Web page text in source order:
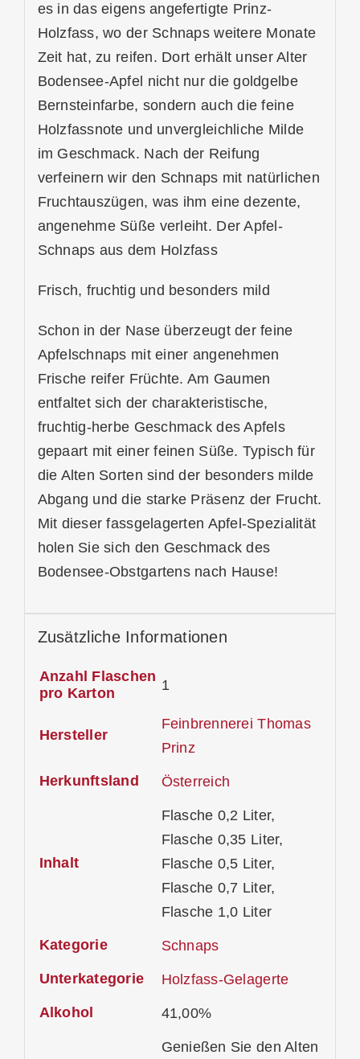
es in das eigens angefertigte Prinz-
Holzfass, wo der Schnaps weitere Monate
Zeit hat, zu reifen. Dort erhält unser Alter
Bodensee-Apfel nicht nur die goldgelbe
Bernsteinfarbe, sondern auch die feine
Holzfassnote und unvergleichliche Milde
im Geschmack. Nach der Reifung
verfeinern wir den Schnaps mit natürlichen
Fruchtauszügen, was ihm eine dezente,
angenehme Süße verleiht. Der Apfel-
Schnaps aus dem Holzfass
Frisch, fruchtig und besonders mild
Schon in der Nase überzeugt der feine
Apfelschnaps mit einer angenehmen
Frische reifer Früchte. Am Gaumen
entfaltet sich der charakteristische,
fruchtig-herbe Geschmack des Apfels
gepaart mit einer feinen Süße. Typisch für
die Alten Sorten sind der besonders milde
Abgang und die starke Präsenz der Frucht.
Mit dieser fassgelagerten Apfel-Spezialität
holen Sie sich den Geschmack des
Bodensee-Obstgartens nach Hause!
Zusätzliche Informationen
Anzahl Flaschen
pro Karton
1
Hersteller
Feinbrennerei Thomas
Prinz
Herkunftsland Österreich
Inhalt
Flasche 0,2 Liter,
Flasche 0,35 Liter,
Flasche 0,5 Liter,
Flasche 0,7 Liter,
Flasche 1,0 Liter
Kategorie Schnaps
Unterkategorie Holzfass-Gelagerte
Alkohol 41,00%
Genießen Sie den Alten